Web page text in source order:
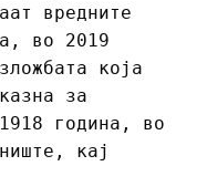
вредните
во 2019
која
за
година, во
кај